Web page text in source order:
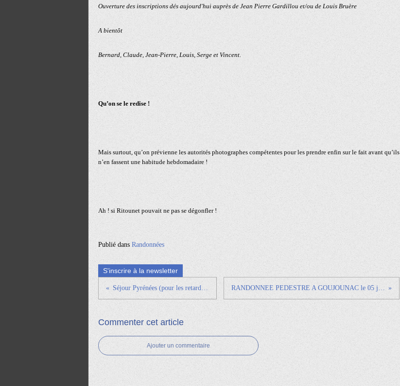
Ouverture des inscriptions dés aujourd'hui auprès de Jean Pierre Gardillou et/ou de Louis Bruère
A bientôt
Bernard, Claude, Jean-Pierre, Louis, Serge et Vincent.
Qu’on se le redise !
Mais surtout, qu’on prévienne les autorités photographes compétentes pour les prendre enfin sur le fait avant qu’ils
n’en fassent une habitude hebdomadaire !
Ah ! si Ritounet pouvait ne pas se dégonfler !
Publié dans Randonnées
S'inscrire à la newsletter
Séjour Pyrénées (pour les retardataires) RANDONNEE PEDESTRE A GOUJOUNAC le 05 juin 2011.
Commenter cet article
Ajouter un commentaire